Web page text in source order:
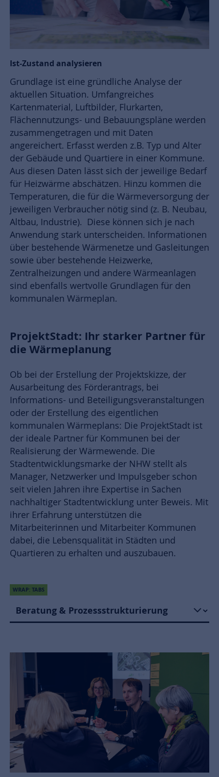
Ist-Zustand analysieren
Grundlage ist eine gründliche Analyse der
aktuellen Situation. Umfangreiches
Kartenmaterial, Luftbilder, Flurkarten,
Flächennutzungs- und Bebauungspläne werden
zusammengetragen und mit Daten
angereichert. Erfasst werden z.B. Typ und Alter
der Gebäude und Quartiere in einer Kommune.
Aus diesen Daten lässt sich der jeweilige Bedarf
für Heizwärme abschätzen. Hinzu kommen die
Temperaturen, die für die Wärmeversorgung der
jeweiligen Verbraucher nötig sind (z. B. Neubau,
Altbau, Industrie). Diese können sich je nach
Anwendung stark unterscheiden. Informationen
über bestehende Wärmenetze und Gasleitungen
sowie über bestehende Heizwerke,
Zentralheizungen und andere Wärmeanlagen
sind ebenfalls wertvolle Grundlagen für den
kommunalen Wärmeplan.
ProjektStadt: Ihr starker Partner für
die Wärmeplanung
Ob bei der Erstellung der Projektskizze, der
Ausarbeitung des Förderantrags, bei
Informations- und Beteiligungsveranstaltungen
oder der Erstellung des eigentlichen
kommunalen Wärmeplans: Die ProjektStadt ist
der ideale Partner für Kommunen bei der
Realisierung der Wärmewende. Die
Stadtentwicklungsmarke der NHW stellt als
Manager, Netzwerker und Impulsgeber schon
seit vielen Jahren ihre Expertise in Sachen
nachhaltiger Stadtentwicklung unter Beweis. Mit
ihrer Erfahrung unterstützen die
Mitarbeiterinnen und Mitarbeiter Kommunen
dabei, die Lebensqualität in Städten und
Quartieren zu erhalten und auszubauen.
WRAP: TABS